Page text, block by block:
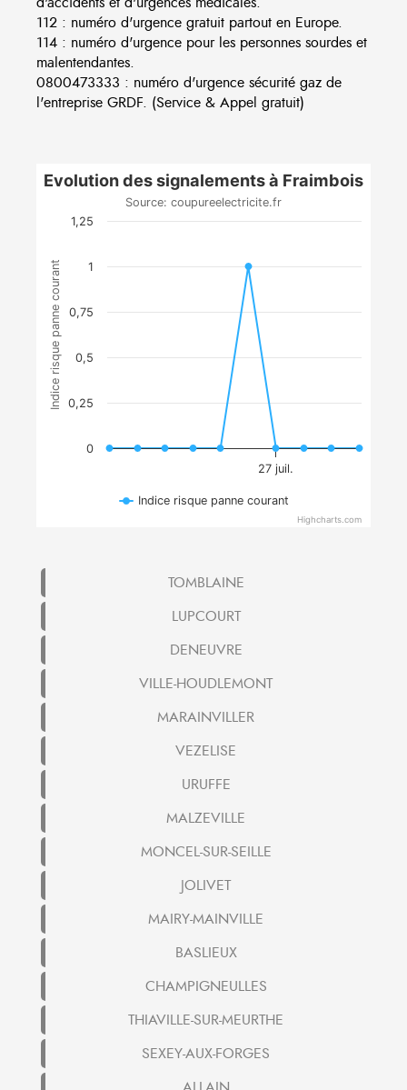
112 : numéro d'urgence gratuit partout en Europe.
114 : numéro d'urgence pour les personnes sourdes et
malentendantes.
0800473333 : numéro d'urgence sécurité gaz de
l'entreprise GRDF. (Service & Appel gratuit)
Indice risque panne courant
Evolution des signalements à Fraimbois
Source: coupureelectricite.fr
27 juil.
0
0,25
0,5
0,75
1
1,25
Indice risque panne courant
Highcharts.com
TOMBLAINE
LUPCOURT
DENEUVRE
VILLE-HOUDLEMONT
MARAINVILLER
VEZELISE
URUFFE
MALZEVILLE
MONCEL-SUR-SEILLE
JOLIVET
MAIRY-MAINVILLE
BASLIEUX
CHAMPIGNEULLES
THIAVILLE-SUR-MEURTHE
SEXEY-AUX-FORGES